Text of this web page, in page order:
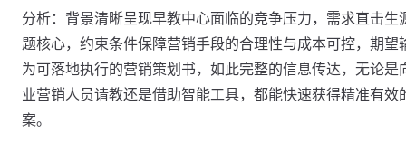
分析：背景清晰呈现早教中心面临的竞争压力，需求直击生
题核心，约束条件保障营销手段的合理性与成本可控，期望
为可落地执行的营销策划书，如此完整的信息传达，无论是
业营销人员请教还是借助智能工具，都能快速获得精准有效
案。